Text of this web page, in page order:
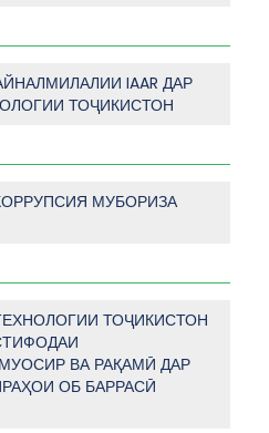
IAAR ДАР
ТОҶИКИСТОН
МУБОРИЗА
ТОҶИКИСТОН
ВА РАҚАМӢ ДАР
ОБ БАРРАСӢ